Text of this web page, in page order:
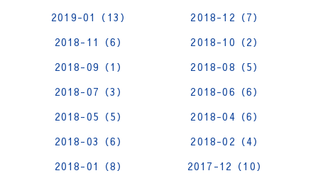
2019-01（13）
2018-12（7）
2018-11（6）
2018-10（2）
2018-09（1）
2018-08（5）
2018-07（3）
2018-06（6）
2018-05（5）
2018-04（6）
2018-03（6）
2018-02（4）
2018-01（8）
2017-12（10）